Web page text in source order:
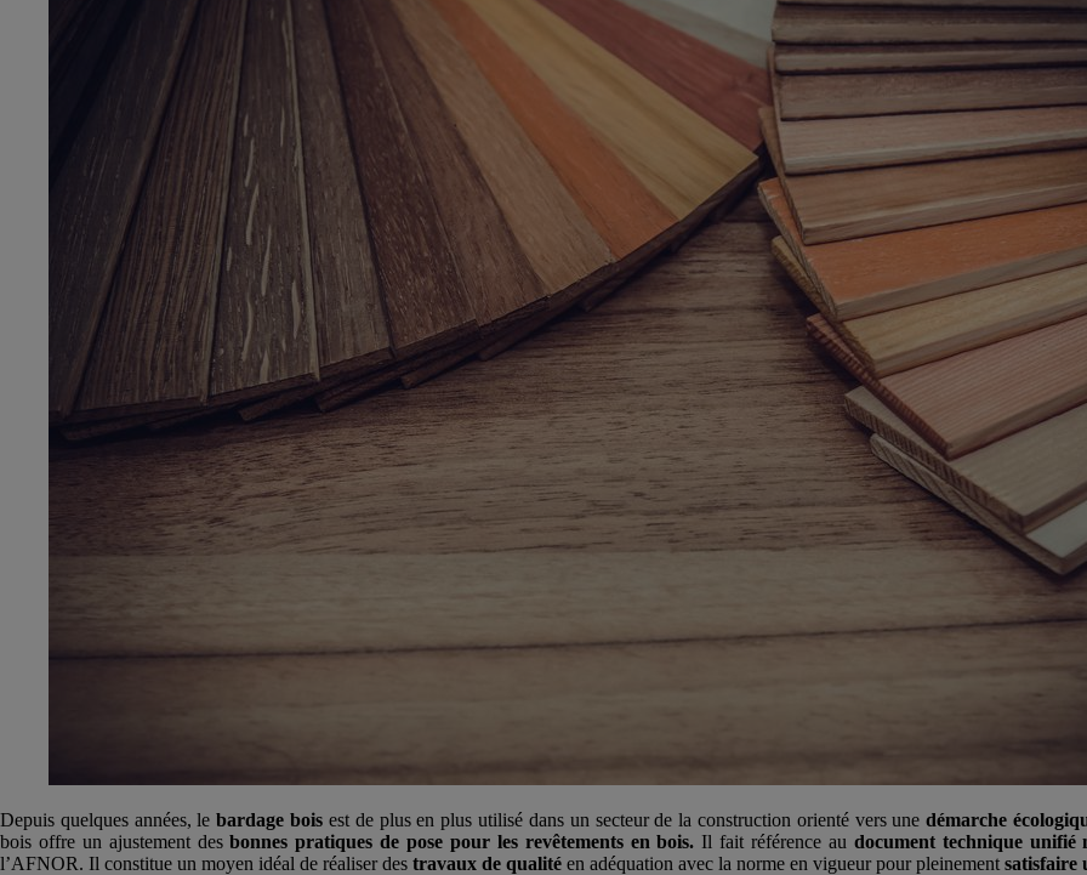
Depuis quelques années, lebardage bois est de plus en plus utilisé dans un secteur de la construction orienté vers une démarche
bois offre un ajustement desbonnes pratiques de pose pour les revêtements en bois. Il fait référence au document technique unifié
l’AFNOR. Il constitue un moyen idéal de réaliser des travaux de qualité en adéquation avec la norme en vigueur pour pleinement satisfaire